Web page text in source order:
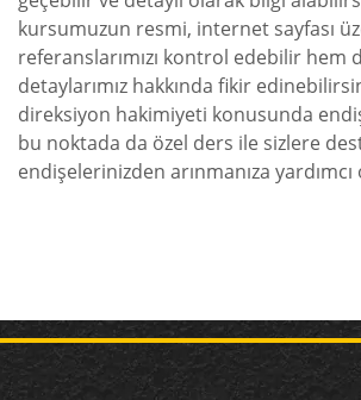
kursumuzun resmi, internet sayfası
referanslarımızı kontrol edebilir hem
detaylarımız hakkında fikir
direksiyon hakimiyeti konusunda
bu noktada da özel ders ile sizlere
endişelerinizden arınmanıza